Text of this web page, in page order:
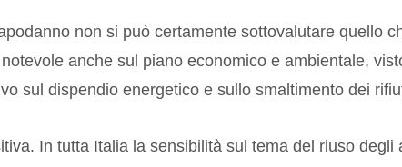
non si può certamente sottovalutare quello
anche sul piano economico e ambientale,
sul dispendio energetico e sullo smaltimento dei
In tutta Italia la sensibilità sul tema del riuso degli